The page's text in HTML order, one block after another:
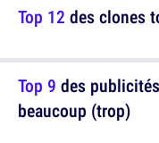
Top 9 des
beaucoup (trop)
Top 12 des clones